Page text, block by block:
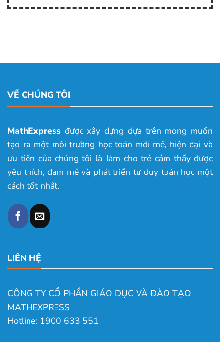
VỀ CHÚNG TÔI
MathExpress được xây dựng dựa trên mong muốn
tạo ra một môi trường học toán mới mẻ, hiện đại và
ưu tiên của chúng tôi là làm cho trẻ cảm thấy được
yêu thích, đam mê và phát triển tư duy toán học một
cách tốt nhất.
LIÊN HỆ
CÔNG TY CỔ PHẦN GIÁO DỤC VÀ ĐÀO TẠO
MATHEXPRESS
Hotline: 1900 633 551